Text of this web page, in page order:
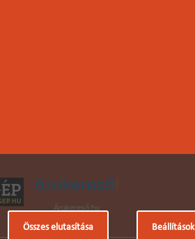
Árukereső.hu
Összes elutasítása Beállítások